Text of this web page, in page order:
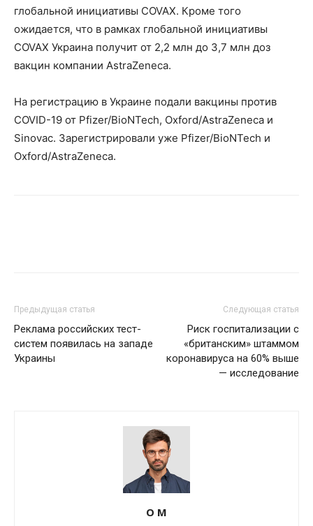
глобальной инициативы COVAX. Кроме того
ожидается, что в рамках глобальной инициативы
COVAX Украина получит от 2,2 млн до 3,7 млн доз
вакцин компании AstraZeneca.
На регистрацию в Украине подали вакцины против
COVID-19 от Pfizer/BioNTech, Oxford/AstraZeneca и
Sinovac. Зарегистрировали уже Pfizer/BioNTech и
Oxford/AstraZeneca.
Предыдущая статья
Реклама российских тест-
систем появилась на западе
Украины
Следующая статья
Риск госпитализации с
«британским» штаммом
коронавируса на 60% выше
— исследование
О М